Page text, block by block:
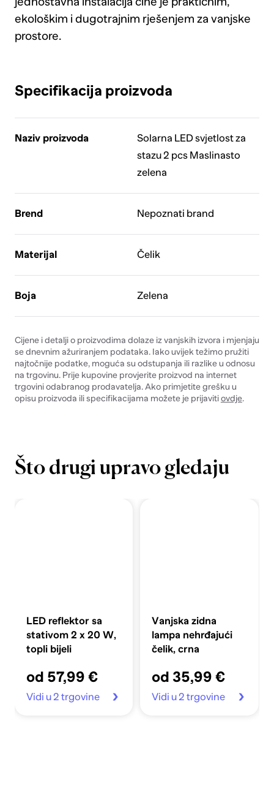
ekološkim i dugotrajnim rješenjem za vanjske
prostore.
Specifikacija proizvoda
Naziv proizvoda
Solarna LED svjetlost za
stazu 2 pcs Maslinasto
zelena
Brend Nepoznati brand
Materijal Čelik
Boja Zelena
Cijene i detalji o proizvodima dolaze iz vanjskih izvora i mjenjaju
se dnevnim ažuriranjem podataka. Iako uvijek težimo pružiti
najtočnije podatke, moguća su odstupanja ili razlike u odnosu
na trgovinu. Prije kupovine provjerite proizvod na internet
trgovini odabranog prodavatelja. Ako primjetite grešku u
opisu proizvoda ili specifikacijama možete je prijavitiovdje.
Što drugi upravo gledaju
LED reflektor sa
stativom 2 x 20 W,
topli bijeli
od 57,99 €
Vidi u 2 trgovine
Vanjska zidna
lampa nehrđajući
čelik, crna
od 35,99 €
Vidi u 2 trgovine